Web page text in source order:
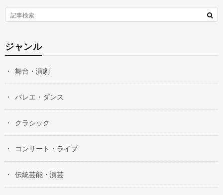
ジャンル
舞台・演劇
バレエ・ダンス
クラシック
コンサート・ライブ
伝統芸能・演芸